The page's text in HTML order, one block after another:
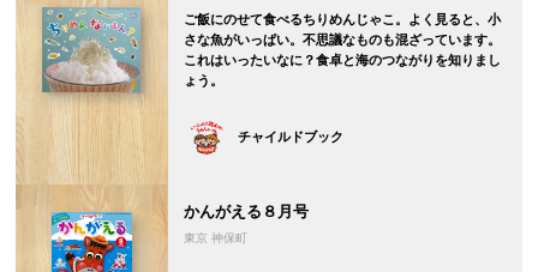
ご飯にのせて食べるちりめんじゃこ。よく見ると、小
さな魚がいっぱい。不思議なものも混ざっています。
これはいったいなに？食卓と海のつながりを知りまし
ょう。
チャイルドブック
かんがえる８月号
東京 神保町